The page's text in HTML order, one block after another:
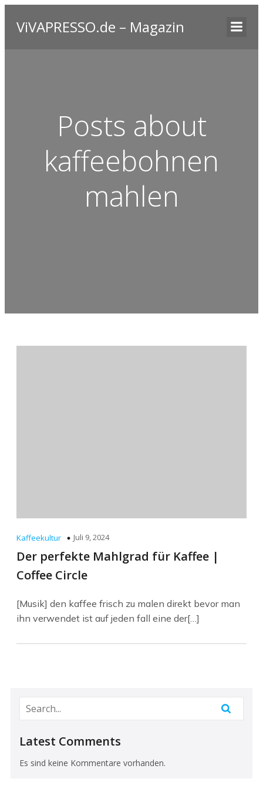
ViVAPRESSO.de – Magazin
Posts about
kaffeebohnen
mahlen
Kaffeekultur Juli 9, 2024
Der perfekte Mahlgrad für Kaffee |
Coffee Circle
[Musik] den kaffee frisch zu malen direkt bevor man
ihn verwendet ist auf jeden fall eine der[…]
Latest Comments
Es sind keine Kommentare vorhanden.